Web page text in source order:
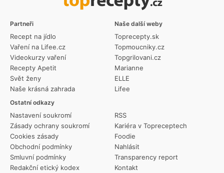
Partneři
Recept na jídlo
Vaření na Lifee.cz
Videokurzy vaření
Recepty Apetit
Svět ženy
Naše krásná zahrada
Ostatní odkazy
Nastavení soukromí
Zásady ochrany soukromí
Cookies zásady
Obchodní podmínky
Smluvní podmínky
Redakční etický kodex
RSS
Kariéra v Topreceptech
Foodie
Nahlásit
Transparency report
Kontakt
Naše další weby
Toprecepty.sk
Topmoucniky.cz
Topgrilovani.cz
Marianne
ELLE
Lifee